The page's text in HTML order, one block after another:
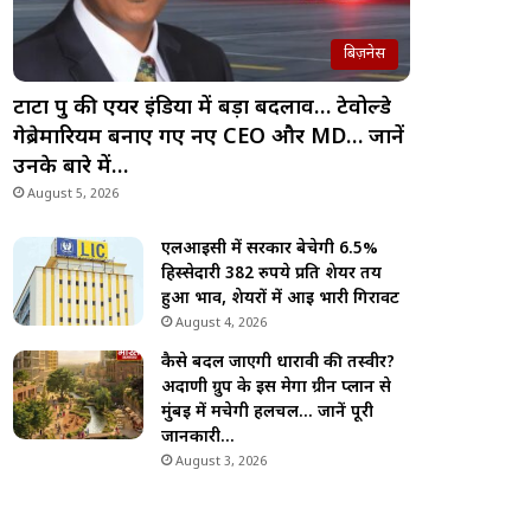
बिज़नेस
टाटा ग्रुप की एयर इंडिया में बड़ा बदलाव… टेवोल्डे
गेब्रेमारियम बनाए गए नए CEO और MD… जानें
उनके बारे में…
August 5, 2026
एलआईसी में सरकार बेचेगी 6.5%
हिस्सेदारी 382 रुपये प्रति शेयर तय
हुआ भाव, शेयरों में आई भारी गिरावट
August 4, 2026
कैसे बदल जाएगी धारावी की तस्वीर?
अदाणी ग्रुप के इस मेगा ग्रीन प्लान से
मुंबई में मचेगी हलचल… जानें पूरी
जानकारी…
August 3, 2026